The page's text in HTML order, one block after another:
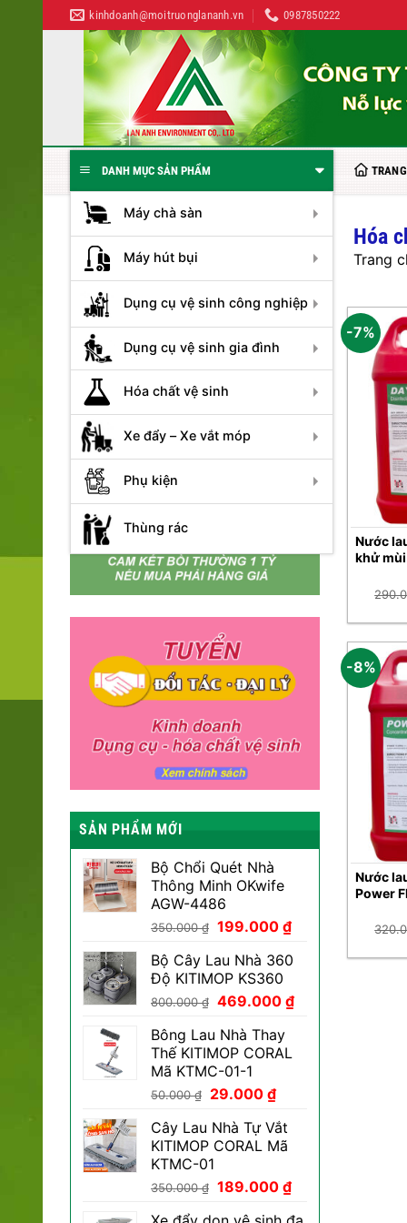
qua
kinhdoanh@moitruonglananh.vn 0987850222
DANH MỤC SẢN PHẨM
Máy chà sàn
Máy hút bụi
Dụng cụ vệ sinh công nghiệp
Dụng cụ vệ sinh gia đình
Hóa chất vệ sinh
Xe đẩy – Xe vắt móp
Phụ kiện
Thùng rác
Hóa
Trang
SẢN PHẨM MỚI
Bộ Chổi Quét Nhà
Thông Minh OKwife
AGW-4486
350.000₫ Giá
là:
350.000 ₫.
199.000 ₫Giá
tại
199.000 ₫.
Bộ Cây Lau Nhà 360
Độ KITIMOP KS360
800.000₫ Giá
là:
800.000 ₫.
469.000 ₫Giá
Bông Lau Nhà Thay
Thế KITIMOP CORAL
Mã KTMC-01-1
50.000₫
Giá
là:
50.000 ₫.
29.000 ₫Giá
tại
là:
Cây Lau Nhà Tự Vắt
KITIMOP CORAL Mã
KTMC-01
350.000₫ Giá
189.000 ₫Giá
-7%
Nước
khử mùi
-8%
Nước
Power